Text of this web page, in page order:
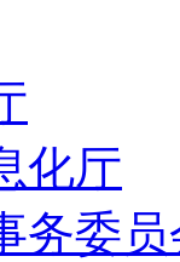
化厅
务委员